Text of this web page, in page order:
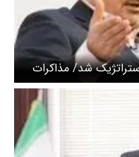
اشتباه استراتژیک شد/ مذاکرات
نیست